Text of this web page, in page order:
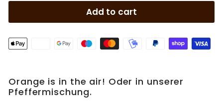
Add to cart
Orange is in the air! Oder in unserer
Pfeffermischung.